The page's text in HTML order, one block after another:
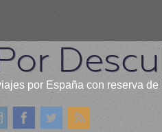
por España con reserva